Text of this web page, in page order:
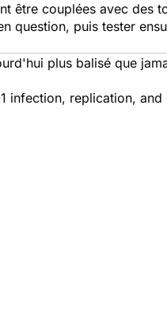
être couplées avec des
question, puis tester
plus balisé que
infection, replication,